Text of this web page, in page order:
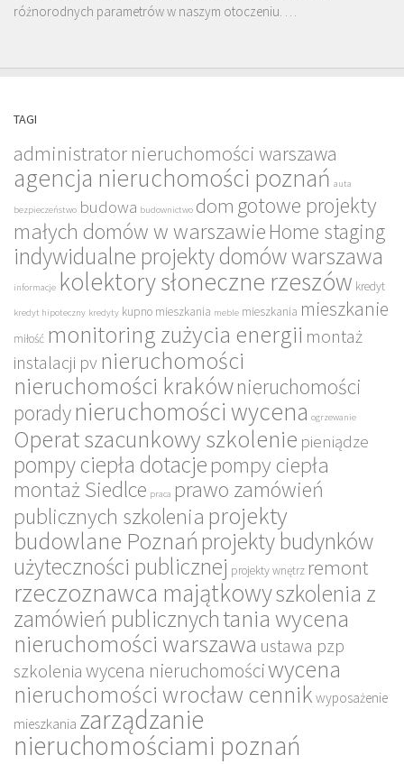
różnorodnych parametrów w naszym otoczeniu. …
TAGI
administrator nieruchomości warszawa
agencja nieruchomości poznań auta
bezpieczeństwo budowa budownictwo dom gotowe projekty
małych domów w warszawie Home staging
indywidualne projekty domów warszawa
informacje kolektory słoneczne rzeszów kredyt
kredyt hipoteczny kredyty kupno mieszkania meble mieszkania mieszkanie
miłość monitoring zużycia energii montaż
instalacji pv nieruchomości
nieruchomości krakównieruchomości
poradynieruchomości wycena ogrzewanie
Operat szacunkowy szkolenie pieniądze
pompy ciepła dotacjepompy ciepła
montaż Siedlce praca prawo zamówień
publicznych szkolenia projekty
budowlane Poznańprojekty budynków
użyteczności publicznej projekty wnętrz remont
rzeczoznawca majątkowyszkolenia z
zamówień publicznychtania wycena
nieruchomości warszawa ustawa pzp
szkolenia wycena nieruchomościwycena
nieruchomości wrocław cennik wyposażenie
mieszkania zarządzanie
nieruchomościami poznań